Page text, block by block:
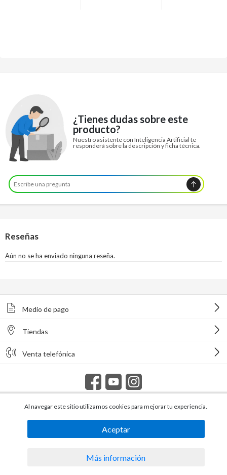
¿Tienes dudas sobre este
producto?
Nuestro asistente con Inteligencia Artificial te
responderá sobre la descripción y ficha técnica.
Medio de pago
Tiendas
Venta telefónica
216996650015.
Al navegar este sitio utilizamos cookies para mejorar tu experiencia.
Aceptar
Más información